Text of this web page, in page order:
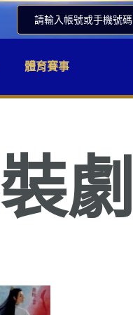
請輸入帳號或手機號碼
體育賽事
劇